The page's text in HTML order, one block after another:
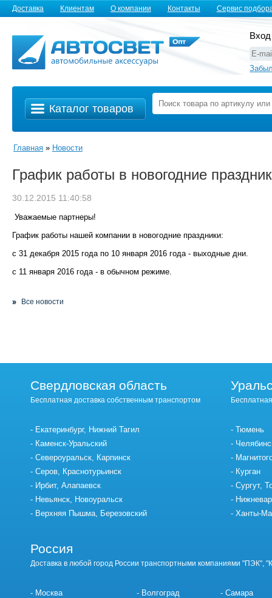
Доставка Клиентам О компании Контакты Сервис
Каталог товаров
Главная » Новости
График работы в новогодние
30.12.2015 11:40:58
Уважаемые партнеры!
График работы нашей компании в новогодние праздники:
с 31 декабря 2015 года по 10 января 2016 года - выходные дни.
c 11 января 2016 года - в обычном режиме.
Все новости
Свердловская область
Бесплатная доставка собственным транспортом
Екатеринбург, Нижний Тагил
Каменск-Уральский
Североуральск, Карпинск
Серов, Краснотурьинск
Ирбит, Алапаевск
Невьянск, Новоуральск
Верхняя Пышма, Березовский
Тюмень
Курган
Сургут,
Ханты-
Россия
Доставка в любой город России транспортными компаниями "ПЭК",
Москва
Волгоград
Самара